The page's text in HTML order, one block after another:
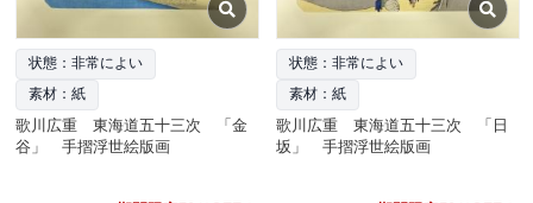
状態：非常によい
素材：紙
歌川広重 東海道五十三次 「金
谷」 手摺浮世絵版画
状態：非常によい
素材：紙
歌川広重 東海道五十三次 「日
坂」 手摺浮世絵版画